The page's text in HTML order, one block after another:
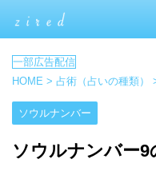
HOME > 占術（占いの種類）
ソウルナンバー
ソウルナンバー9